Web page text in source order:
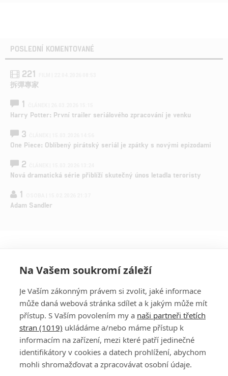
POSLEDNÍ KOMENTOVANÉ
221
拆彈專家
1
Harry Potter: První trailer seriálového zpracování je venku
3
One Piece: Oblíbený pirátský seriál je zpátky s novými epizodami
2
Nová dramatická série přiblíží skutečný únos letadla teroristy
1
Adam Sandler
PŘIHLÁSIT
REGISTROVAT
DISKUZE
Na Vašem soukromí záleží
Je Vaším zákonným právem si zvolit, jaké informace
může daná webová stránka sdílet a k jakým může mít
přístup. S Vaším povolením my a naši partneři třetích
stran (1019) ukládáme a/nebo máme přístup k
informacím na zařízení, mezi které patří jedinečné
identifikátory v cookies a datech prohlížení, abychom
mohli shromažďovat a zpracovávat osobní údaje.